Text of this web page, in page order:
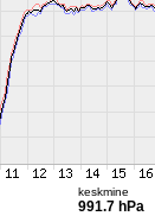
keskmine
991.7 hPa